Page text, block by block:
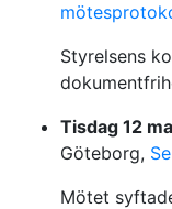
Styrelsens
Tisdag 12
Göteborg,
Mötet